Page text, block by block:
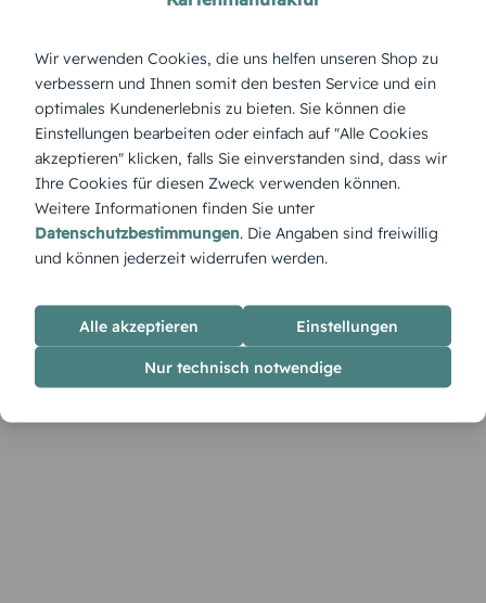
Produktbeschreibung
„Ein kleines Glück“ (Einladung) verbindet schlichte Schönheit
mit Herzlichkeit. Die Gestaltung wirkt wie ein liebevoll
verpacktes Geschenk, das schon beim Anblick Freude
bereitet.
Wir verwenden Cookies, die uns helfen unseren Shop zu
verbessern und Ihnen somit den besten Service und ein
optimales Kundenerlebnis zu bieten. Sie können die
Einstellungen bearbeiten oder einfach auf "Alle Cookies
akzeptieren" klicken, falls Sie einverstanden sind, dass wir
Ihre Cookies für diesen Zweck verwenden können.
Weitere Informationen finden Sie unter
Datenschutzbestimmungen. Die Angaben sind freiwillig
und können jederzeit widerrufen werden.
Alle akzeptieren Einstellungen
Nur technisch notwendige